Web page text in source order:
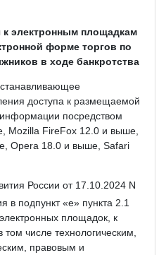
к электронным площадкам
форме торгов по
в ходе банкротства
доступа к размещаемой
посредством
Mozilla FireFox 12.0 и выше,
Opera 18.0 и выше, Safari
России от 17.10.2024 N
в подпункт «е» пункта 2.1
площадок, к
числе технологическим,
правовым и